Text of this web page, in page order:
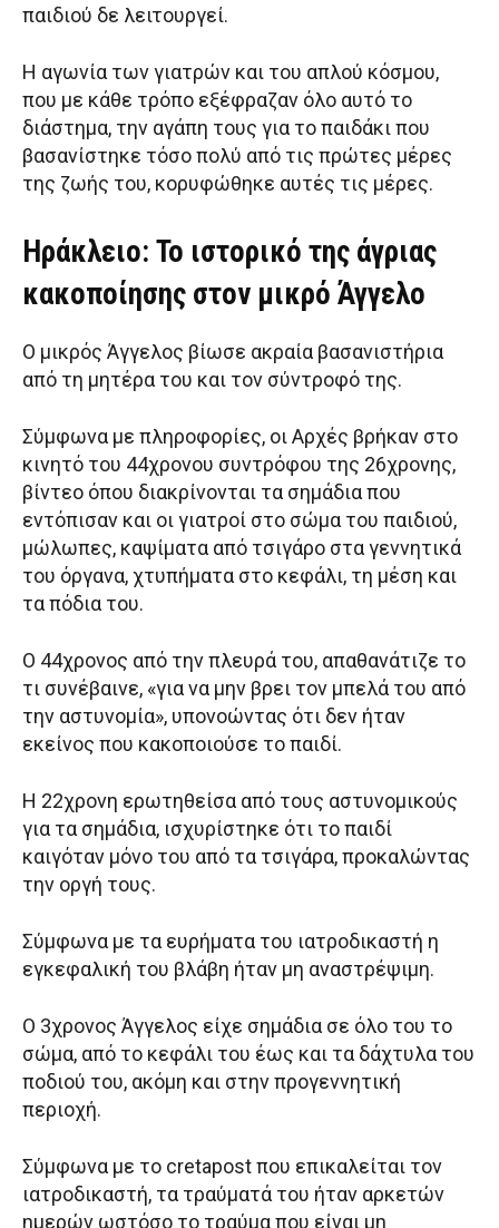
παιδιού δε λειτουργεί.
Η αγωνία των γιατρών και του απλού κόσμου,
που με κάθε τρόπο εξέφραζαν όλο αυτό το
διάστημα, την αγάπη τους για το παιδάκι που
βασανίστηκε τόσο πολύ από τις πρώτες μέρες
της ζωής του, κορυφώθηκε αυτές τις μέρες.
Ηράκλειο: Το ιστορικό της άγριας
κακοποίησης στον μικρό Άγγελο
O μικρός Άγγελος βίωσε ακραία βασανιστήρια
από τη μητέρα του και τον σύντροφό της.
Σύμφωνα με πληροφορίες, οι Αρχές βρήκαν στο
κινητό του 44χρονου συντρόφου της 26χρονης,
βίντεο όπου διακρίνονται τα σημάδια που
εντόπισαν και οι γιατροί στο σώμα του παιδιού,
μώλωπες, καψίματα από τσιγάρο στα γεννητικά
του όργανα, χτυπήματα στο κεφάλι, τη μέση και
τα πόδια του.
Ο 44χρονος από την πλευρά του, απαθανάτιζε το
τι συνέβαινε, «για να μην βρει τον μπελά του από
την αστυνομία», υπονοώντας ότι δεν ήταν
εκείνος που κακοποιούσε το παιδί.
Η 22χρονη ερωτηθείσα από τους αστυνομικούς
για τα σημάδια, ισχυρίστηκε ότι το παιδί
καιγόταν μόνο του από τα τσιγάρα, προκαλώντας
την οργή τους.
Σύμφωνα με τα ευρήματα του ιατροδικαστή η
εγκεφαλική του βλάβη ήταν μη αναστρέψιμη.
Ο 3χρονος Άγγελος είχε σημάδια σε όλο του το
σώμα, από το κεφάλι του έως και τα δάχτυλα του
ποδιού του, ακόμη και στην προγεννητική
περιοχή.
Σύμφωνα με το cretapost που επικαλείται τον
ιατροδικαστή, τα τραύματά του ήταν αρκετών
ημερών ωστόσο το τραύμα που είναι μη